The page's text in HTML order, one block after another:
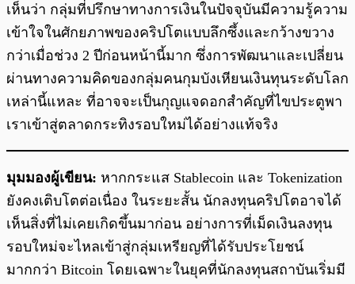
เห็นว่า กลุ่มที่ปรึกษาทางการเงินในปัจจุบันมีความรู้ความ
เข้าใจในศักยภาพของคริปโตแบบลึกซึ้งและกว้างขวาง
กว่าเมื่อช่วง 2 ปีก่อนหน้านี้มาก ซึ่งการพัฒนาและเปลี่ยน
ผ่านทางความคิดของกลุ่มคนกุมบังเหียนเงินทุนระดับโลก
เหล่านี้แหละ ที่อาจจะเป็นกุญแจดอกสำคัญที่ไขประตูพา
เราเข้าสู่ตลาดกระทิงรอบใหม่ได้อย่างแท้จริง
มุมมองผู้เขียน: หากกระแส Stablecoin และ Tokenization
ยังคงเติบโตต่อเนื่อง ในระยะสั้น นักลงทุนคริปโตอาจได้
เห็นสิ่งที่ไม่เคยเกิดขึ้นมาก่อน อย่างการที่เม็ดเงินลงทุน
รอบใหม่จะไหลเข้าสู่กลุ่มเหรียญที่ได้รับประโยชน์
มากกว่า Bitcoin โดยเฉพาะในยุคที่นักลงทุนสถาบันเริ่มมี